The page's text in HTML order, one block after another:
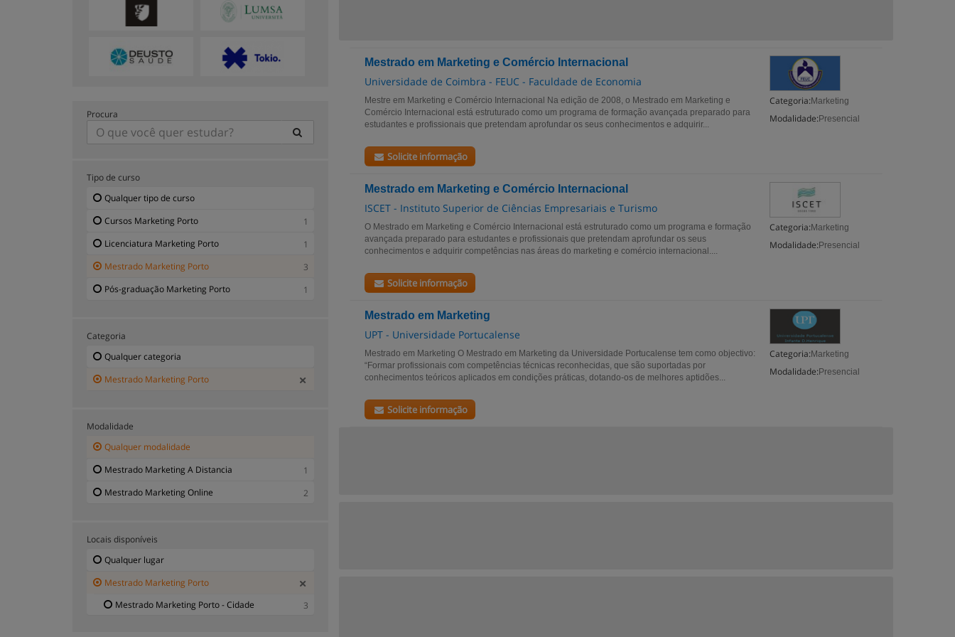
Mestrado em Marketing e Comércio Internacional
Universidade de Coimbra - FEUC - Faculdade de Economia
Categoria: Marketing
Modalidade: Presencial
Mestre em Marketing e Comércio Internacional Na edição de 2008, o Mestrado em Marketing e
Comércio Internacional está estruturado como um programa de formação avançada preparado para
estudantes e profissionais que pretendam aprofundar os seus conhecimentos e adquirir...
Solicite informação
Mestrado em Marketing e Comércio Internacional
ISCET - Instituto Superior de Ciências Empresariais e Turismo
Categoria: Marketing
Modalidade: Presencial
O Mestrado em Marketing e Comércio Internacional está estruturado como um programa e formação
avançada preparado para estudantes e profissionais que pretendam aprofundar os seus
conhecimentos e adquirir competências nas áreas do marketing e comércio internacional....
Solicite informação
Mestrado em Marketing
UPT - Universidade Portucalense
Categoria: Marketing
Modalidade: Presencial
Mestrado em Marketing O Mestrado em Marketing da Universidade Portucalense tem como objectivo:
“Formar profissionais com competências técnicas reconhecidas, que são suportadas por
conhecimentos teóricos aplicados em condições práticas, dotando-os de melhores aptidões...
Solicite informação
Procura
Tipo de curso
Qualquer tipo de curso
Cursos Marketing Porto
1
Licenciatura Marketing Porto
1
Mestrado Marketing Porto
3
Pós-graduação Marketing Porto
1
Categoria
Qualquer categoria
Mestrado Marketing Porto
Modalidade
Qualquer modalidade
Mestrado Marketing A Distancia
1
Mestrado Marketing Online
2
Locais disponíveis
Qualquer lugar
Mestrado Marketing Porto
Mestrado Marketing Porto - Cidade
3